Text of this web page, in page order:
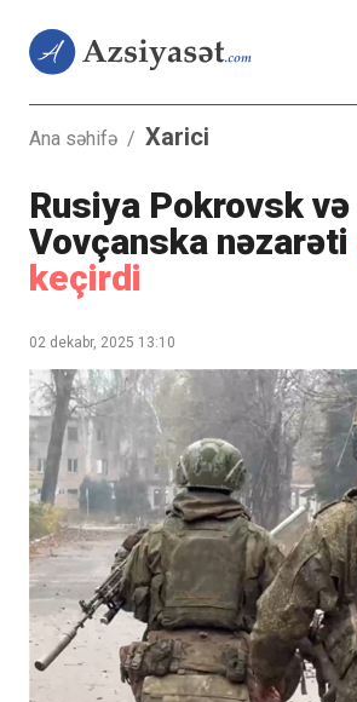
Ana səhifə / Xarici
Rusiya Pokrovsk və
Vovçanska nəzarəti
keçirdi
02 dekabr, 2025 13:10